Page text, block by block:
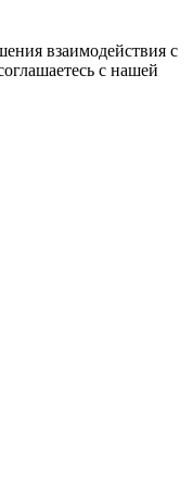
взаимодействия с
с нашей